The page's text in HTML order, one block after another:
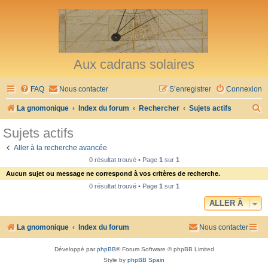
Aux cadrans solaires
FAQ Nous contacter Connexion
S’enregistrer
La gnomonique Index du forum Rechercher Sujets actifs
h
Sujets actifs
Aller à la recherche avancée
0 résultat trouvé • Page 1sur 1
Aucun sujet ou message ne correspond à vos critères de recherche.
0 résultat trouvé • Page 1sur 1
ALLER À
La gnomonique Index du forum Nous contacter
Développé parphpBB® Forum Software © phpBB Limited
Style by phpBB Spain